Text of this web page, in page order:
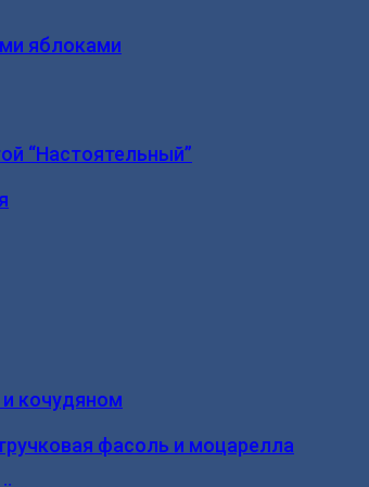
яблоками
“Настоятельный”
кочудяном
фасоль и моцарелла